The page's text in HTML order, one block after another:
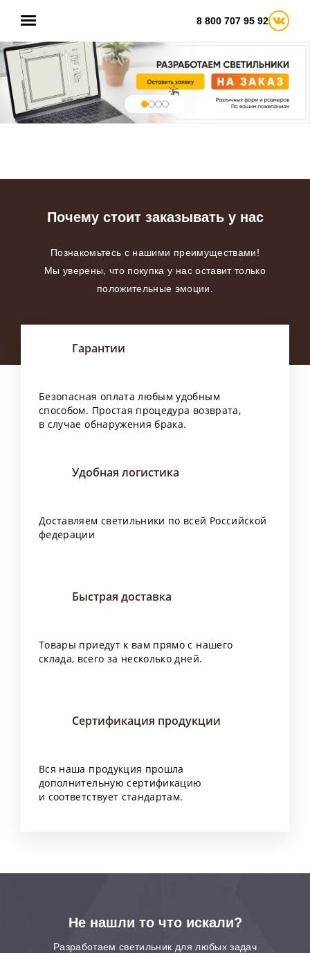
8 800 707 95 92
Почему стоит заказывать у нас
Познакомьтесь с нашими преимуществами!
Мы уверены, что покупка у нас оставит только
положительные эмоции.
Гарантии
Безопасная оплата любым удобным
способом. Простая процедура возврата,
в случае обнаружения брака.
Удобная логистика
Доставляем светильники по всей Российской
федерации
Быстрая доставка
Товары приедут к вам прямо с нашего
склада, всего за несколько дней.
Сертификация продукции
Вся наша продукция прошла
дополнительную сертификацию
и соответствует стандартам.
Не нашли то что искали?
Разработаем светильник для любых задач